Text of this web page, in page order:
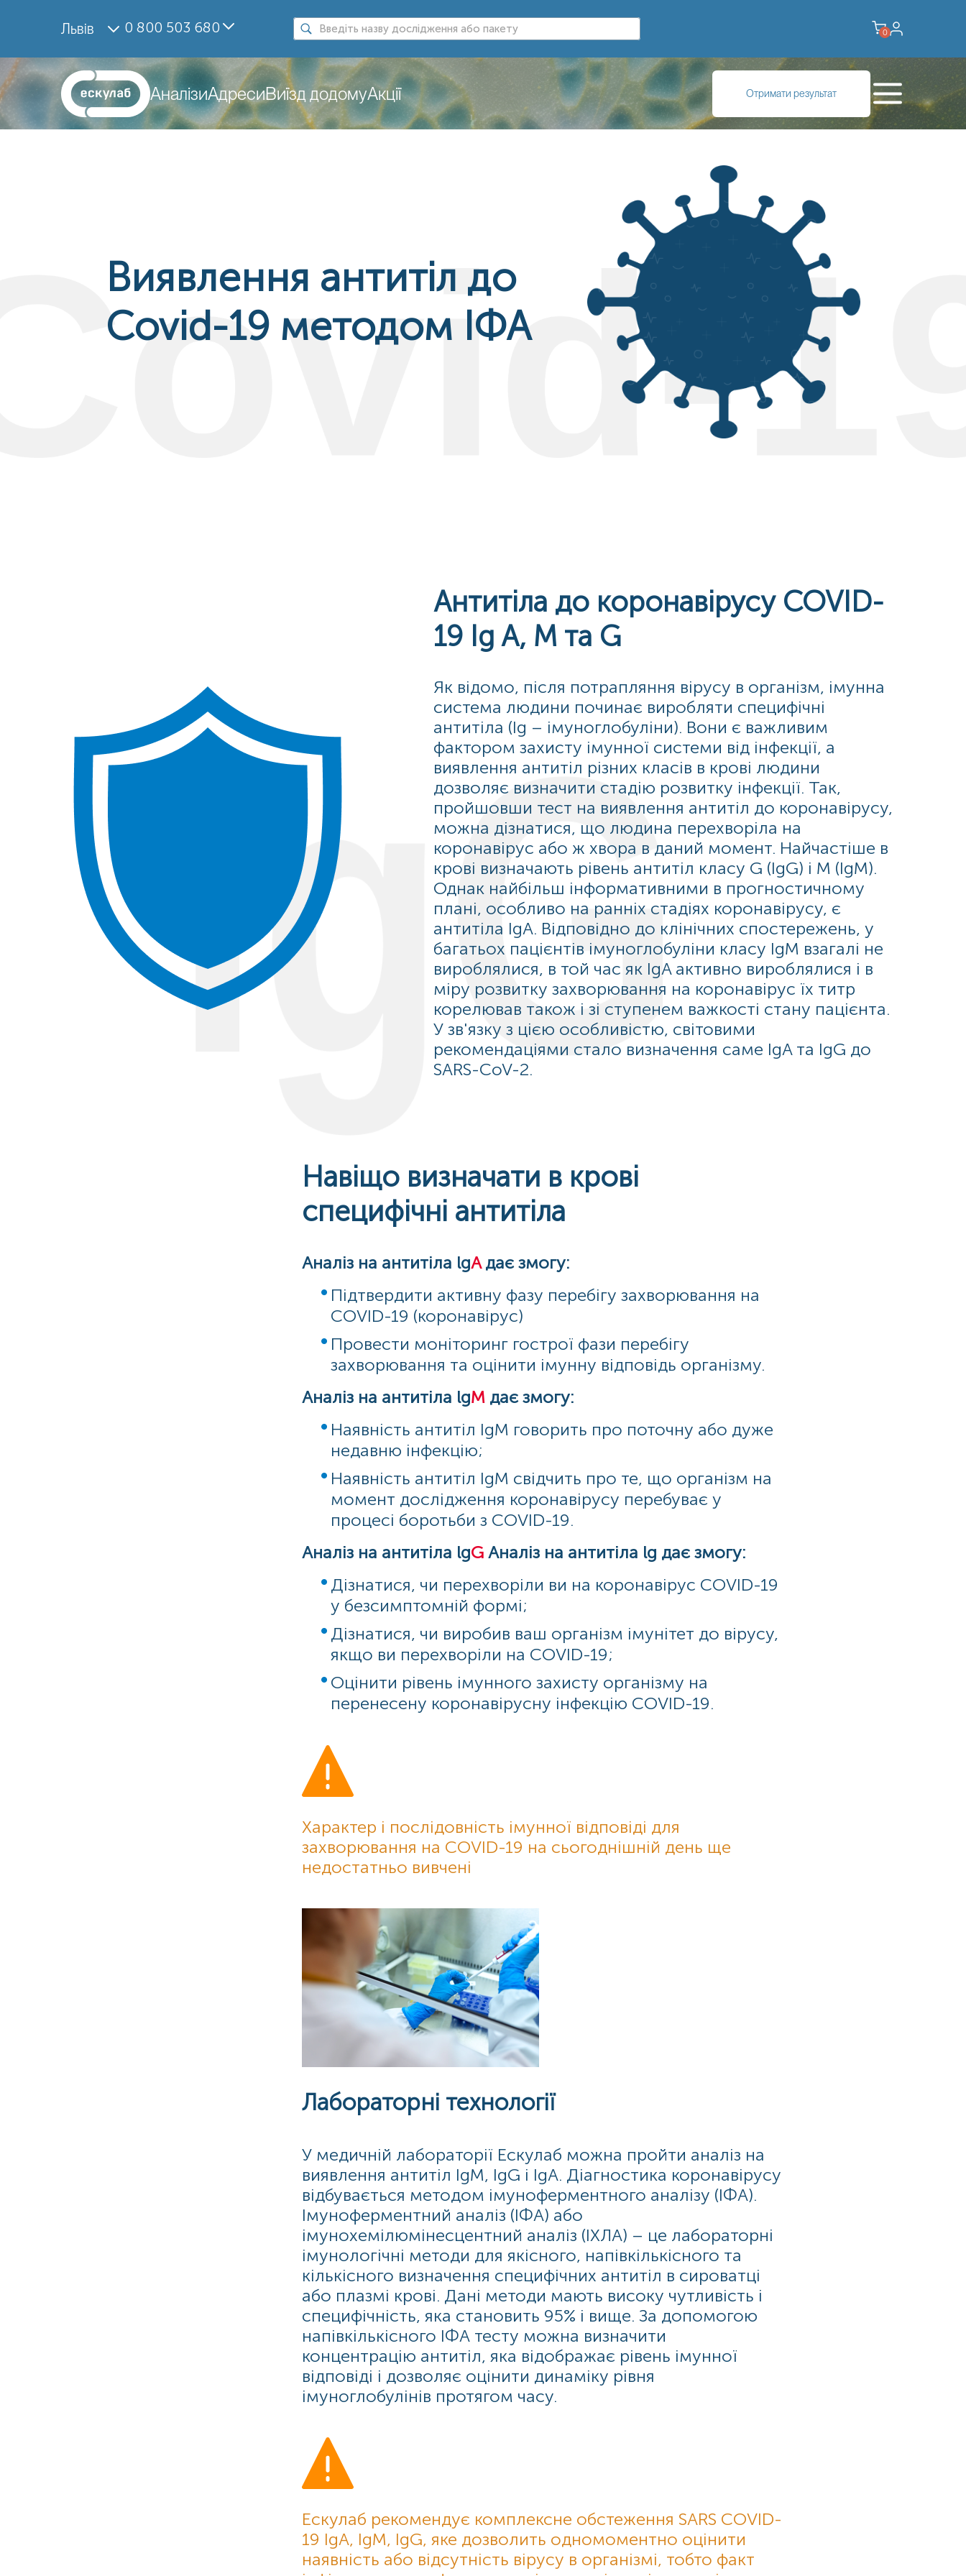
Львів 0 800 503 680 0
АналізиАдресиВиїзд додомуАкції Отримати результат
Виявлення антитіл до
Covid-19 методом ІФА
Антитіла до коронавірусу COVID-
19 Ig A, M та G
Як відомо, після потрапляння вірусу в організм, імунна
система людини починає виробляти специфічні
антитіла (Ig – імуноглобуліни). Вони є важливим
фактором захисту імунної системи від інфекції, а
виявлення антитіл різних класів в крові людини
дозволяє визначити стадію розвитку інфекції. Так,
пройшовши тест на виявлення антитіл до коронавірусу,
можна дізнатися, що людина перехворіла на
коронавірус або ж хвора в даний момент. Найчастіше в
крові визначають рівень антитіл класу G (IgG) і М (IgM).
Однак найбільш інформативними в прогностичному
плані, особливо на ранніх стадіях коронавірусу, є
антитіла IgA. Відповідно до клінічних спостережень, у
багатьох пацієнтів імуноглобуліни класу IgM взагалі не
вироблялися, в той час як IgA активно вироблялися і в
міру розвитку захворювання на коронавірус їх титр
корелював також і зі ступенем важкості стану пацієнта.
У зв'язку з цією особливістю, світовими
рекомендаціями стало визначення саме IgA та IgG до
SARS-CoV-2.
Навіщо визначати в крові
специфічні антитіла
Аналіз на антитіла lgA дає змогу:
Підтвердити активну фазу перебігу захворювання на
COVID-19 (коронавірус)
Провести моніторинг гострої фази перебігу
захворювання та оцінити імунну відповідь організму.
Аналіз на антитіла lgM дає змогу:
Наявність антитіл IgM говорить про поточну або дуже
недавню інфекцію;
Наявність антитіл IgM свідчить про те, що організм на
момент дослідження коронавірусу перебуває у
процесі боротьби з COVID-19.
Аналіз на антитіла lgG Аналіз на антитіла lg дає змогу:
Дізнатися, чи перехворіли ви на коронавірус COVID-19
у безсимптомній формі;
Дізнатися, чи виробив ваш організм імунітет до вірусу,
якщо ви перехворіли на COVID-19;
Оцінити рівень імунного захисту організму на
перенесену коронавірусну інфекцію COVID-19.
Характер і послідовність імунної відповіді для
захворювання на COVID-19 на сьогоднішній день ще
недостатньо вивчені
Лабораторні технології
У медичній лабораторії Ескулаб можна пройти аналіз на
виявлення антитіл IgM, IgG і IgA. Діагностика коронавірусу
відбувається методом імуноферментного аналізу (ІФА).
Імуноферментний аналіз (ІФА) або
імунохемілюмінесцентний аналіз (ІХЛА) – це лабораторні
імунологічні методи для якісного, напівкількісного та
кількісного визначення специфічних антитіл в сироватці
або плазмі крові. Дані методи мають високу чутливість і
специфічність, яка становить 95% і вище. За допомогою
напівкількісного ІФА тесту можна визначити
концентрацію антитіл, яка відображає рівень імунної
відповіді і дозволяє оцінити динаміку рівня
імуноглобулінів протягом часу.
Ескулаб рекомендує комплексне обстеження SARS COVID-
19 IgA, IgM, IgG, яке дозволить одномоментно оцінити
наявність або відсутність вірусу в організмі, тобто факт